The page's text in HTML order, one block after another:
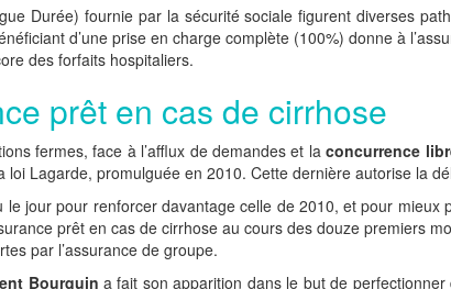
Durée) fournie par la sécurité sociale figurent diverses
d’une prise en charge complète (100%) donne à
des forfaits hospitaliers.
prêt en cas de cirrhose
fermes, face à l’afflux de demandes et laconcurrence
loi Lagarde, promulguée en 2010. Cette dernière autorise la
le jour pour renforcer davantage celle de 2010, et pour
prêt en cas de cirrhose au cours des douze
par l’assurance de groupe.
Bourquin a fait son apparition dans le but de